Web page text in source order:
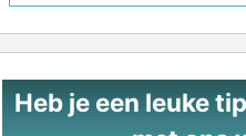
Heb je een leuke